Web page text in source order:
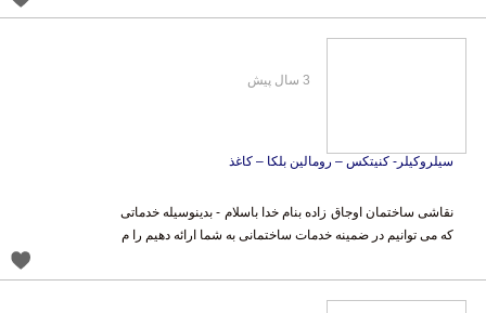
سیلروکیلر- کنیتکس – رومالین بلکا – کاغذ
نقاشی ساختمان اوجاق زاده بنام خدا باسلام - بدینوسیله خدماتی
که می توانیم در ضمینه خدمات ساختمانی به شما ارائه دهیم را م
3 سال پیش